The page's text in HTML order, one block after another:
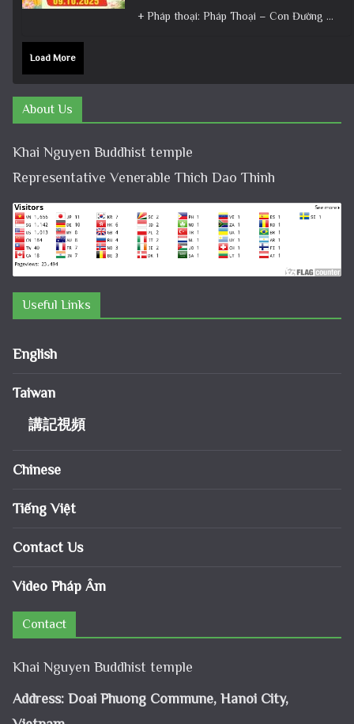
+ Pháp thoại: Pháp Thoại – Con Đường Bồ Tát Đạo │TT. Thích Đạo Thịnh + Album: Pháp Thoại +
Load More
About Us
Khai Nguyen Buddhist temple
Representative Venerable Thich Dao Thinh
Useful Links
English
Taiwan
講記視頻
Chinese
Tiếng Việt
Contact Us
Video Pháp Âm
Contact
Khai Nguyen Buddhist temple
Address: Doai Phuong Commune, Hanoi City,